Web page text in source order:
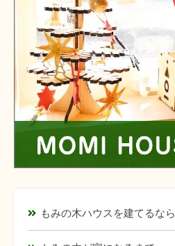
もみの木ハウスを建てるなら